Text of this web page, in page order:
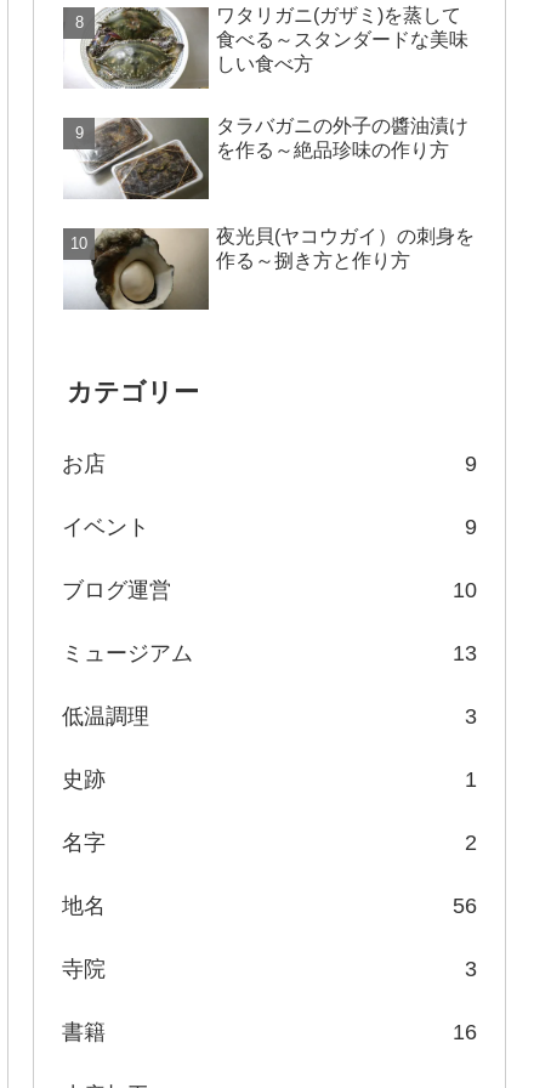
ワタリガニ(ガザミ)を蒸して
食べる～スタンダードな美味
しい食べ方
タラバガニの外子の醬油漬け
を作る～絶品珍味の作り方
夜光貝(ヤコウガイ）の刺身を
作る～捌き方と作り方
カテゴリー
お店 9
イベント 9
ブログ運営 10
ミュージアム 13
低温調理 3
史跡 1
名字 2
地名 56
寺院 3
書籍 16